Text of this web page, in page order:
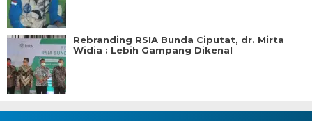
Rebranding RSIA Bunda Ciputat, dr. Mirta
Widia : Lebih Gampang Dikenal